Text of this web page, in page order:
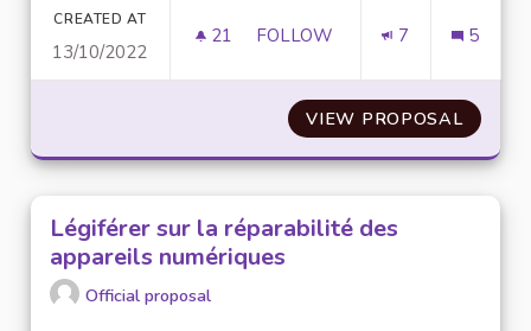
CREATED AT
13/10/2022
21 21 FOLLOWERS
FOLLOW 7 5
VIEW PROPOSAL
Légiférer sur la réparabilité des
appareils numériques
Official proposal